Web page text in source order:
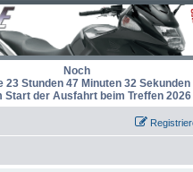
Noch
23 Stunden 47 Minuten 32 Sekunden
Start der Ausfahrt beim Treffen 2026